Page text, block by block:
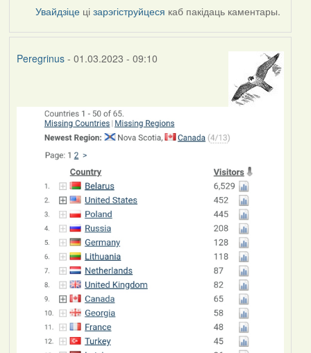
Увайдзіце цізарэгіструйцеся каб пакідаць каментары.
Peregrinus- 01.03.2023 - 09:10